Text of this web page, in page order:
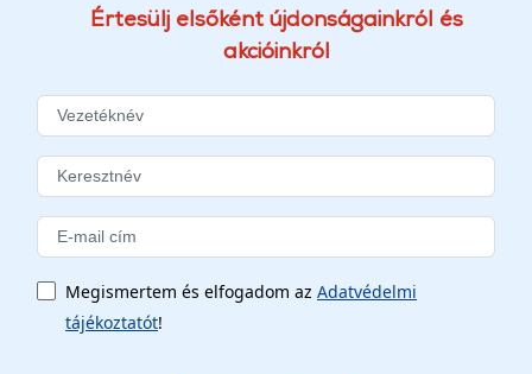
Értesülj elsőként újdonságainkról és
akcióinkról
Megismertem és elfogadom az Adatvédelmi
tájékoztatót!